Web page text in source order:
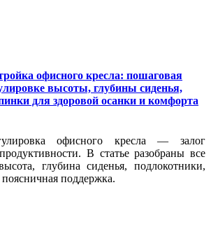
офисного кресла: пошаговая
высоты, глубины сиденья,
для здоровой осанки и комфорта
офисного кресла — залог
В статье разобраны все
глубина сиденья, подлокотники,
поддержка.